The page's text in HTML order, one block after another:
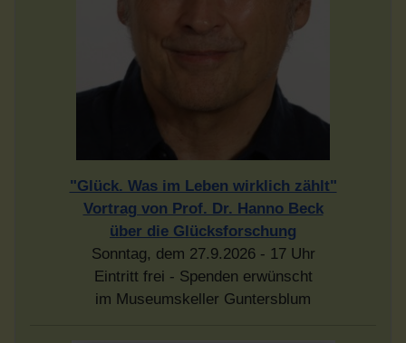
"Glück. Was im Leben wirklich zählt"
Vortrag von Prof. Dr. Hanno Beck
über die Glücksforschung
Sonntag, dem 27.9.2026 - 17 Uhr
Eintritt frei - Spenden erwünscht
im Museumskeller Guntersblum